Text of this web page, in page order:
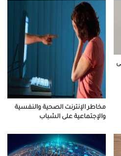
مخاطر الإنترنت الصحية والنفسية
والإجتماعية على الشباب